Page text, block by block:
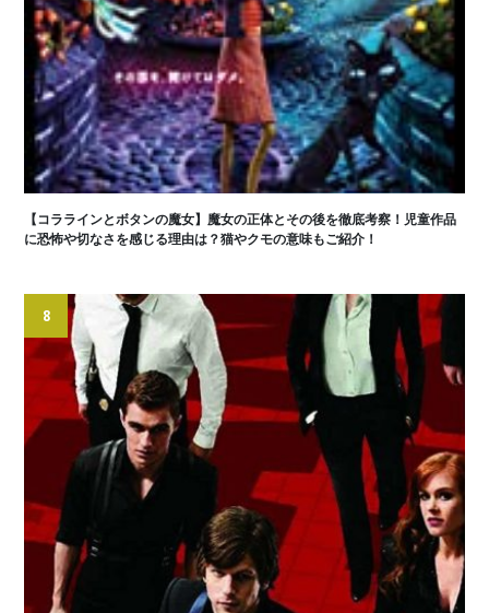
【コララインとボタンの魔女】魔女の正体とその後を徹底考察！児童作品
に恐怖や切なさを感じる理由は？猫やクモの意味もご紹介！
8